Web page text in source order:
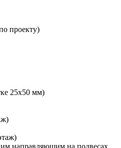
проекту)
25х50 мм)
направляющим на подвесах